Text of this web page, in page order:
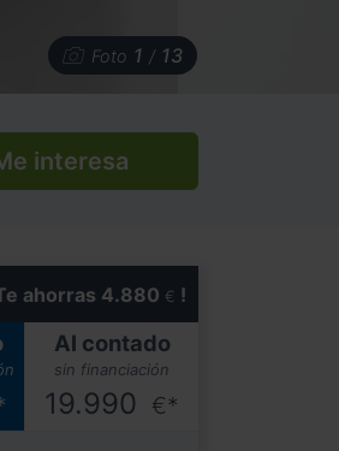
Foto 1 / 13
interesa
ahorras 4.880 € !
Al contado
sin financiación
19.990 €*